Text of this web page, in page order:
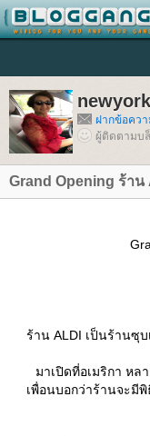
ฝากข้อคว
ผู้ติดตามบ
Grand Opening ร้าน
ร้าน ALDI เป็นร้านซุบ
มาเปิดที่อเมริกา หล
เพื่อนบอกว่าร้านจะมี